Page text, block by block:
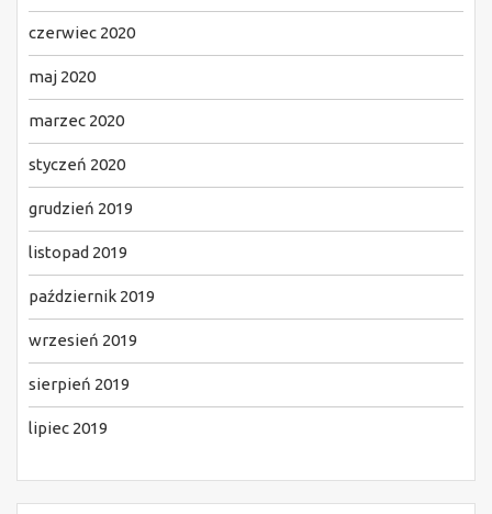
czerwiec 2020
maj 2020
marzec 2020
styczeń 2020
grudzień 2019
listopad 2019
październik 2019
wrzesień 2019
sierpień 2019
lipiec 2019